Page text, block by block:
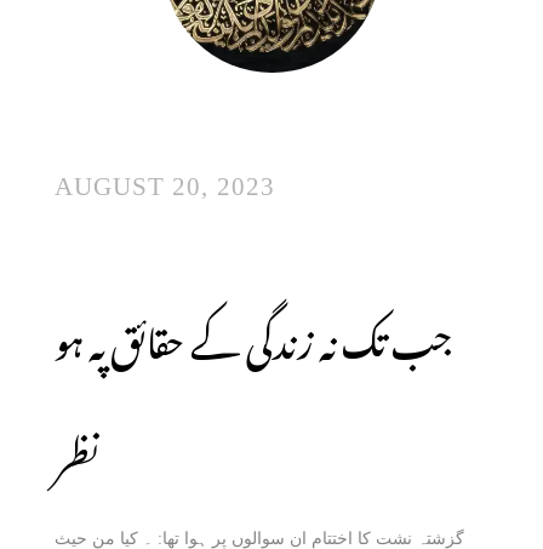
AUGUST 20, 2023
جب تک نہ زندگی کے حقائق پہ ہو
نظر
گزشتہ نشت کا اختتام ان سوالوں پر ہوا تھا: ۔ کیا من حیث